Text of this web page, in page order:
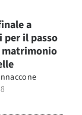
a
per il passo